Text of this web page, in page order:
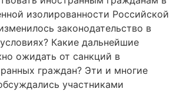
изолированности Российской
законодательство в
Какие дальнейшие
ожидать от санкций в
граждан? Эти и многие
участниками